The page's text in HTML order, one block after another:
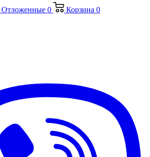
Отложенные 0 Корзина 0